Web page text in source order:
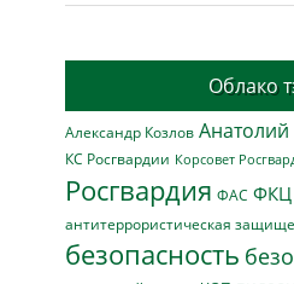
Облако
Александр Козлов
КС Росгвардии Корсовет
Росгвардия ФАС
антитеррористическая
безопасность